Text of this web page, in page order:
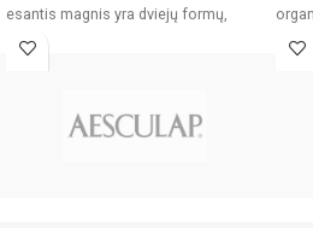
esantis magnis yra dviejų formų,
oksidas